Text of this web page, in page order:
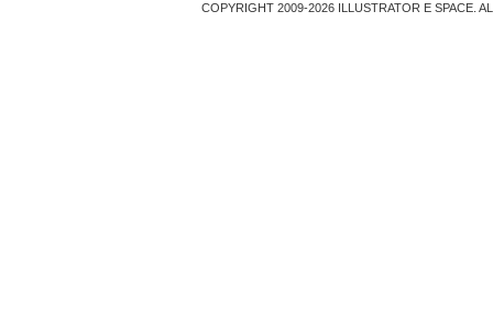
COPYRIGHT 2009-2026 ILLUSTRATOR E SPACE.